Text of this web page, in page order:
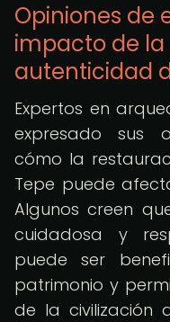
Opiniones de
impacto de
autenticidad
Expertos en
expresado sus
cómo la
Tepe puede
Algunos creen
cuidadosa y
puede ser
patrimonio y
de la civilización